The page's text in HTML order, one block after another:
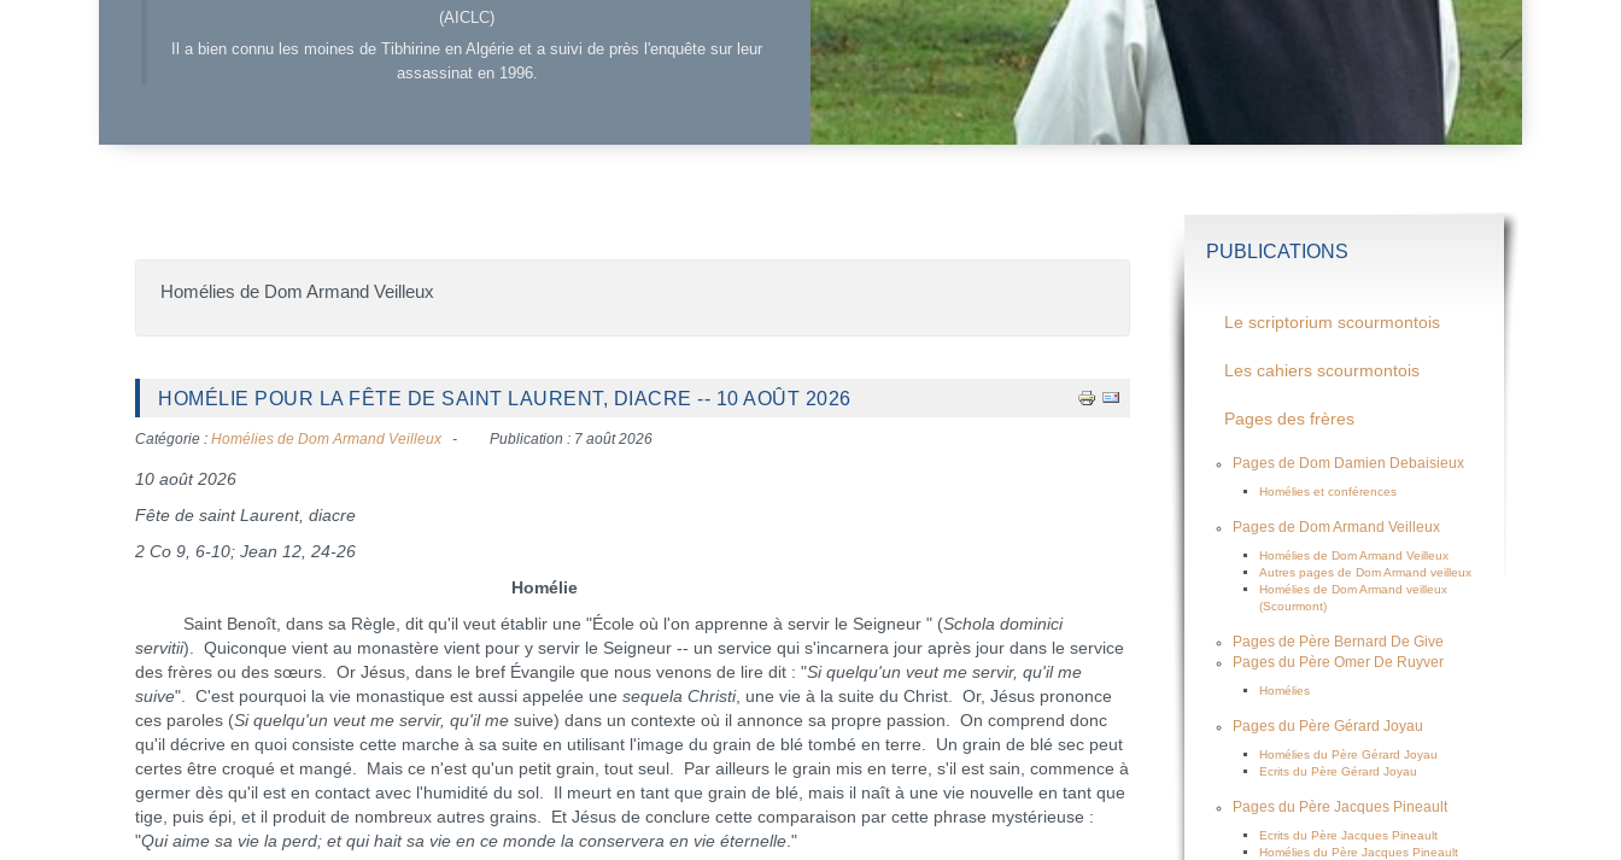
(AICLC)
Il a bien connu les moines de Tibhirine en Algérie et a suivi de près l'enquête sur leur
assassinat en 1996.
Homélies de Dom Armand Veilleux
HOMÉLIE POUR LA FÊTE DE SAINT LAURENT, DIACRE -- 10 AOÛT 2026
Catégorie : Homélies de Dom Armand Veilleux Publication : 7 août 2026
10 août 2026
Fête de saint Laurent, diacre
2 Co 9, 6-10; Jean 12, 24-26
Homélie
Saint Benoît, dans sa Règle, dit qu'il veut établir une "École où l'on apprenne à servir le Seigneur " (Schola dominici
servitii). Quiconque vient au monastère vient pour y servir le Seigneur -- un service qui s'incarnera jour après jour dans le service
des frères ou des sœurs. Or Jésus, dans le bref Évangile que nous venons de lire dit : "Si quelqu'un veut me servir, qu'il me
suive". C'est pourquoi la vie monastique est aussi appelée une sequela Christi, une vie à la suite du Christ. Or, Jésus prononce
ces paroles (Si quelqu'un veut me servir, qu'il me suive) dans un contexte où il annonce sa propre passion. On comprend donc
qu'il décrive en quoi consiste cette marche à sa suite en utilisant l'image du grain de blé tombé en terre. Un grain de blé sec peut
certes être croqué et mangé. Mais ce n'est qu'un petit grain, tout seul. Par ailleurs le grain mis en terre, s'il est sain, commence à
germer dès qu'il est en contact avec l'humidité du sol. Il meurt en tant que grain de blé, mais il naît à une vie nouvelle en tant que
tige, puis épi, et il produit de nombreux autres grains. Et Jésus de conclure cette comparaison par cette phrase mystérieuse :
"Qui aime sa vie la perd; et qui hait sa vie en ce monde la conservera en vie éternelle."
PUBLICATIONS
Le scriptorium scourmontois
Les cahiers scourmontois
Pages des frères
Pages de Dom Damien Debaisieux
Homélies et conférences
Pages de Dom Armand Veilleux
Homélies de Dom Armand Veilleux
Autres pages de Dom Armand veilleux
Homélies de Dom Armand veilleux
(Scourmont)
Pages de Père Bernard De Give
Pages du Père Omer De Ruyver
Homélies
Pages du Père Gérard Joyau
Homélies du Père Gérard Joyau
Ecrits du Père Gérard Joyau
Pages du Père Jacques Pineault
Ecrits du Père Jacques Pineault
Homélies du Père Jacques Pineault